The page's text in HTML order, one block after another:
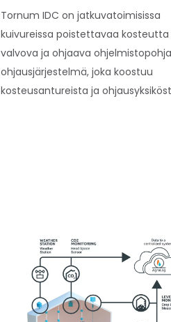
Tornum IDC on jatkuvatoimisissa
kuivureissa poistettavaa kosteutta
valvova ja ohjaava
ohjausjärjestelmä, joka koostuu
kosteusantureista ja